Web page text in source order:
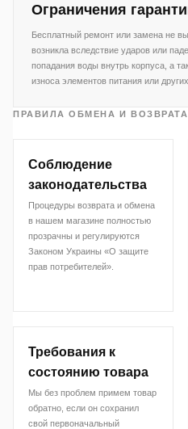
Ограничения
Бесплатный ремонт или замена не
возникла вследствие ударов или
попадания воды внутрь корпуса, а
износа элементов питания или
ПРАВИЛА ОБМЕНА И
Соблюдение
законодательства
Процедуры возврата и обмена
в нашем магазине полностью
прозрачны и регулируются
Законом Украины «О защите
прав потребителей».
Требования к
состоянию товара
Мы без проблем примем товар
обратно, если он сохранил
свой первоначальный